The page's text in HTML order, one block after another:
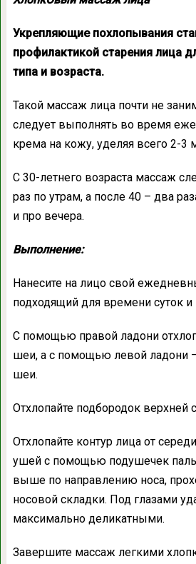
Укрепляющие похлопывания
профилактикой старения лица
типа и возраста.
Такой массаж лица почти не
следует выполнять во время
крема на кожу, уделяя всего 2-3
С 30-летнего возраста массаж
раз по утрам, а после 40 – два
и про вечера.
Выполнение:
Нанесите на лицо свой
подходящий для времени суток
С помощью правой ладони
шеи, а с помощью левой ладони
шеи.
Отхлопайте подбородок верхней
Отхлопайте контур лица от
ушей с помощью подушечек
выше по направлению носа,
носовой складки. Под глазами
максимально деликатными.
Завершите массаж легкими